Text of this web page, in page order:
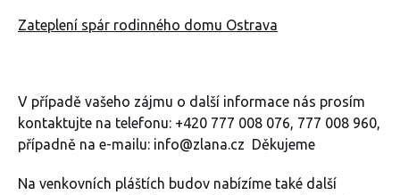
Zateplení spár rodinného domu Ostrava
V případě vašeho zájmu o další informace nás prosím
kontaktujte na telefonu: +420 777 008 076, 777 008 960,
případně na e-mailu: info@zlana.cz Děkujeme
Na venkovních pláštích budov nabízíme také další